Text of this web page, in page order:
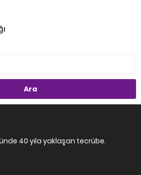
40 yıla yaklaşan tecrübe.